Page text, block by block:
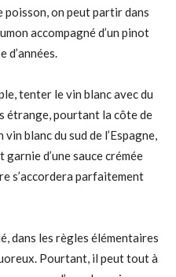
poisson, on peut partir dans
accompagné d’un pinot
d’années.
tenter le vin blanc avec du
étrange, pourtant la côte de
blanc du sud de l’Espagne,
d’une sauce crémée
s’accordera parfaitement
dans les règles élémentaires
Pourtant, il peut tout à